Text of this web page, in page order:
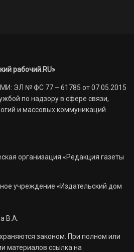
рабочий.RU»
ЭЛ № ФС 77 – 61785 от 07.05.2015
по надзору в сфере связи,
и массовых коммуникаций
организация «Редакция газеты
учреждение «Издательский дом
В.А.
законом. При полном или
материалов ссылка на